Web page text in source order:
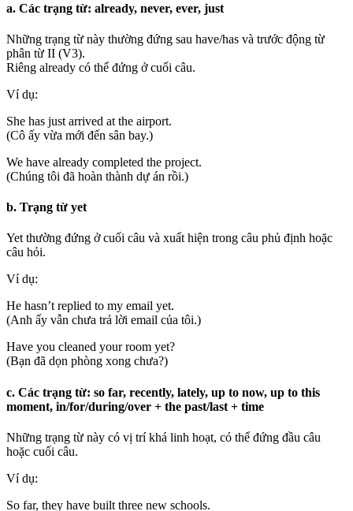
a. Các trạng từ: already, never, ever, just
Những trạng từ này thường đứng sau have/has và trước động từ
phân từ II (V3).
Riêng already có thể đứng ở cuối câu.
Ví dụ:
She has just arrived at the airport.
(Cô ấy vừa mới đến sân bay.)
We have already completed the project.
(Chúng tôi đã hoàn thành dự án rồi.)
b. Trạng từ yet
Yet thường đứng ở cuối câu và xuất hiện trong câu phủ định hoặc
câu hỏi.
Ví dụ:
He hasn’t replied to my email yet.
(Anh ấy vẫn chưa trả lời email của tôi.)
Have you cleaned your room yet?
(Bạn đã dọn phòng xong chưa?)
c. Các trạng từ: so far, recently, lately, up to now, up to this
moment, in/for/during/over + the past/last + time
Những trạng từ này có vị trí khá linh hoạt, có thể đứng đầu câu
hoặc cuối câu.
Ví dụ:
So far, they have built three new schools.